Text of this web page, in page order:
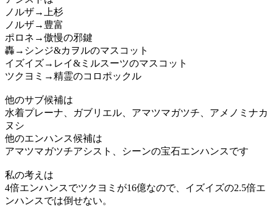
ノルザ→上杉
ノルザ→豊富
ポロネ→傲慢の邪鍵
轟→シンジ&カヲルのマスコット
イズイズ→レイ&ミルスーツのマスコット
ツクヨミ→精霊のコロポックル
他のサブ候補は
水着プレーナ、ガブリエル、アマツマガツチ、アメノミナカ
ヌシ
他のエンハンス候補は
アマツマガツチアシスト、シーンの宝石エンハンスです
私の考えは
4倍エンハンスでツクヨミが16億なので、イズイズの2.5倍エ
ンハンスでは倒せない。